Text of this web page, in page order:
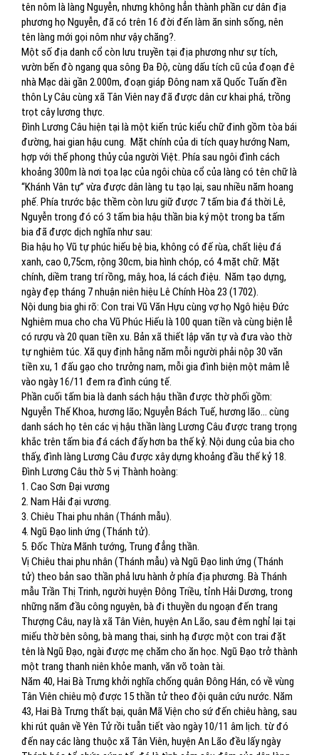
tên nôm là làng Nguyễn, nhưng không hẳn thành phần cư dân địa
phương họ Nguyễn, đã có trên 16 đời đến làm ăn sinh sống, nên
tên làng mới gọi nôm như vậy chăng?.
Một số địa danh cổ còn lưu truyền tại địa phương như sự tích,
vườn bến đò ngang qua sông Đa Độ, cùng dấu tích cũ của đoạn đê
nhà Mạc dài gần 2.000m, đoạn giáp Đông nam xã Quốc Tuấn đền
thôn Ly Câu cùng xã Tân Viên nay đã được dân cư khai phá, trồng
trọt cây lương thực.
Đình Lương Câu hiện tại là một kiến trúc kiểu chữ đinh gồm tòa bái
đường, hai gian hậu cung. Mặt chính của di tích quay hướng Nam,
hợp với thế phong thủy của người Việt. Phía sau ngôi đình cách
khoảng 300m là nơi tọa lạc của ngôi chùa cổ của làng có tên chữ là
“Khánh Vân tự” vừa được dân làng tu tạo lại, sau nhiều năm hoang
phế. Phía trước bậc thềm còn lưu giữ được 7 tấm bia đá thời Lê,
Nguyễn trong đó có 3 tấm bia hậu thần bia ký một trong ba tấm
bia đã được dịch nghĩa như sau:
Bia hậu họ Vũ tự phúc hiếu bệ bia, không có đế rùa, chất liệu đá
xanh, cao 0,75cm, rộng 30cm, bia hình chóp, có 4 mặt chữ. Mặt
chính, diềm trang trí rồng, mây, hoa, lá cách điệu. Năm tạo dựng,
ngày đẹp tháng 7 nhuận niên hiệu Lê Chính Hòa 23 (1702).
Nội dung bia ghi rõ: Con trai Vũ Văn Hựu cùng vợ họ Ngô hiệu Đức
Nghiêm mua cho cha Vũ Phúc Hiếu là 100 quan tiền và cùng biện lễ
có rượu và 20 quan tiền xu. Bản xã thiết lập văn tự và đưa vào thờ
tự nghiêm túc. Xã quy định hằng năm mỗi người phải nộp 30 văn
tiền xu, 1 đấu gạo cho trưởng nam, mỗi gia đình biện một mâm lễ
vào ngày 16/11 đem ra đình cúng tế.
Phần cuối tấm bia là danh sách hậu thần được thờ phối gồm:
Nguyễn Thế Khoa, hương lão; Nguyễn Bách Tuế, hương lão... cùng
danh sách họ tên các vị hậu thần làng Lương Câu được trang trọng
khắc trên tấm bia đá cách đấy hơn ba thế kỷ. Nội dung của bia cho
thấy, đình làng Lương Câu được xây dựng khoảng đầu thế kỷ 18.
Đình Lương Câu thờ 5 vị Thành hoàng:
1. Cao Sơn Đại vương
2. Nam Hải đại vương.
3. Chiêu Thai phu nhân (Thánh mẫu).
4. Ngũ Đạo linh ứng (Thánh tử).
5. Đốc Thừa Mãnh tướng, Trung đẳng thần.
Vị Chiêu thai phu nhân (Thánh mẫu) và Ngũ Đạo linh ứng (Thánh
tử) theo bản sao thần phả lưu hành ở phía địa phương. Bà Thánh
mẫu Trần Thị Trinh, người huyện Đông Triều, tỉnh Hải Dương, trong
những năm đầu công nguyên, bà đi thuyền du ngoạn đến trang
Thượng Câu, nay là xã Tân Viên, huyện An Lão, sau đêm nghỉ lại tại
miếu thờ bên sông, bà mang thai, sinh hạ được một con trai đặt
tên là Ngũ Đạo, ngài được mẹ chăm cho ăn học. Ngũ Đạo trở thành
một trang thanh niên khỏe manh, văn võ toàn tài.
Năm 40, Hai Bà Trưng khởi nghĩa chống quân Đông Hán, có về vùng
Tân Viên chiêu mộ được 15 thần tử theo đội quân cứu nước. Năm
43, Hai Bà Trưng thất bại, quân Mã Viện cho sứ đến chiêu hàng, sau
khi rút quân về Yên Tử rồi tuẫn tiết vào ngày 10/11 âm lịch. từ đó
đến nay các làng thuộc xã Tân Viên, huyện An Lão đều lấy ngày